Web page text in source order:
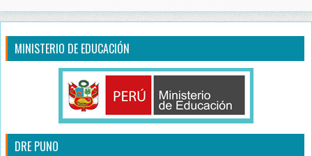
MINISTERIO DE EDUCACIÓN
DRE PUNO